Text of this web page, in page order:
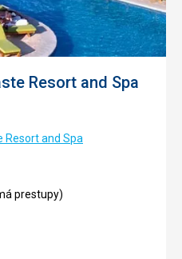
Resort and Spa
Resort and Spa
prestupy)